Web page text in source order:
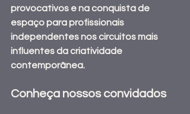
provocativos e na conquista de
espaço para profissionais
independentes nos circuitos mais
influentes da criatividade
contemporânea.
Conheça nossos convidados